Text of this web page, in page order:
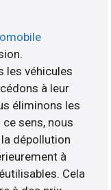
les véhicules
à leur
éliminons les
sens, nous
dépollution
à
Cela